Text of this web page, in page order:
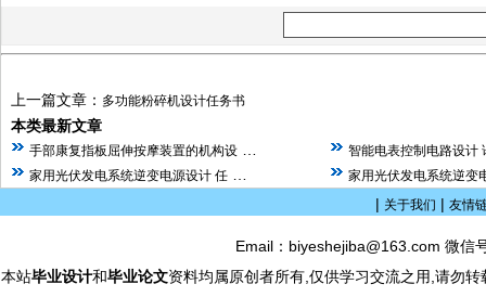
上一篇文章： 多功能粉碎机设计任务书
本类最新文章
手部康复指板屈伸按摩装置的机构设
智能电表控制电路设计
家用光伏发电系统逆变电源设计 任
家用光伏发电系统逆变
| 关于我们 | 友情
Email：biyeshejiba@163.com 微
本站毕业设计和毕业论文资料均属原创者所有,仅供学习交流之用,请勿